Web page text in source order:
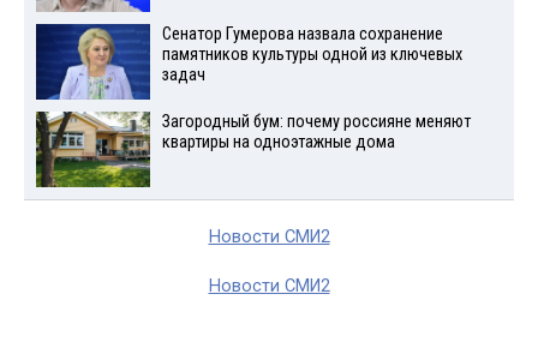
Сенатор Гумерова назвала сохранение
памятников культуры одной из ключевых
задач
Загородный бум: почему россияне меняют
квартиры на одноэтажные дома
Новости СМИ2
Новости СМИ2